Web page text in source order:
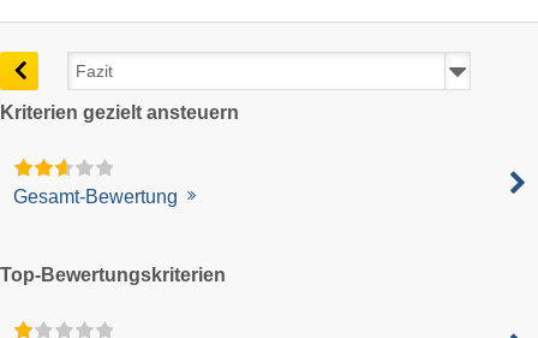
Kriterien gezielt ansteuern
Gesamt-Bewertung
Top-Bewertungskriterien